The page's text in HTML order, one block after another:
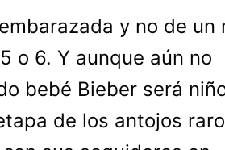
y no de un
o 6. Y aunque aún no
bebé Bieber será
de los antojos